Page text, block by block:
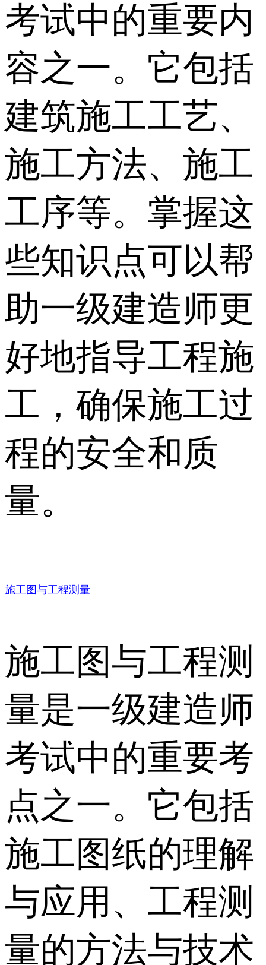
考试中的重要内
容之一。它包括
建筑施工工艺、
施工方法、施工
工序等。掌握这
些知识点可以帮
助一级建造师更
好地指导工程施
工，确保施工过
程的安全和质
量。
施工图与工程测量
施工图与工程测
量是一级建造师
考试中的重要考
点之一。它包括
施工图纸的理解
与应用、工程测
量的方法与技术